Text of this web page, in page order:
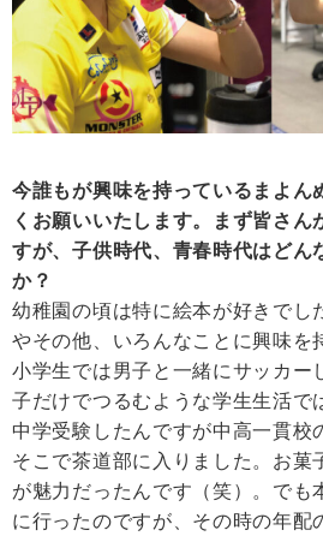
今誰もが興味を持っているまよん
くお願いいたします。まず皆さん
すが、子供時代、青春時代はどん
か？
幼稚園の頃は特に絵本が好きでし
やその他、いろんなことに興味を
小学生では男子と一緒にサッカー
子だけでつるむような学生生活で
中学受験したんですが中高一貫校
そこで茶道部に入りました。お菓
が魅力だったんです（笑）。でも
に行ったのですが、その時の年配